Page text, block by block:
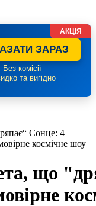
ЗАРАЗ
комісії
та вигідно
АКЦІЯ
Сонце: 4
космічне шоу
що